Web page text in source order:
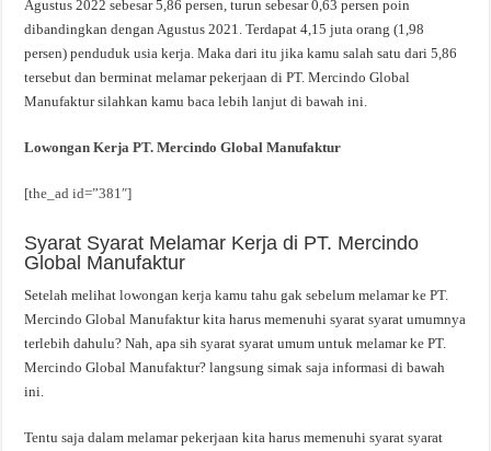
Agustus 2022 sebesar 5,86 persen, turun sebesar 0,63 persen poin
dibandingkan dengan Agustus 2021. Terdapat 4,15 juta orang (1,98
persen) penduduk usia kerja. Maka dari itu jika kamu salah satu dari 5,86
tersebut dan berminat melamar pekerjaan di PT. Mercindo Global
Manufaktur silahkan kamu baca lebih lanjut di bawah ini.
Lowongan Kerja PT. Mercindo Global Manufaktur
[the_ad id=”381″]
Syarat Syarat Melamar Kerja di PT. Mercindo
Global Manufaktur
Setelah melihat lowongan kerja kamu tahu gak sebelum melamar ke PT.
Mercindo Global Manufaktur kita harus memenuhi syarat syarat umumnya
terlebih dahulu? Nah, apa sih syarat syarat umum untuk melamar ke PT.
Mercindo Global Manufaktur? langsung simak saja informasi di bawah
ini.
Tentu saja dalam melamar pekerjaan kita harus memenuhi syarat syarat